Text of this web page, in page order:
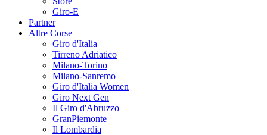
Giro-E
Partner
Altre Corse
Giro d'Italia
Tirreno Adriatico
Milano-Torino
Milano-Sanremo
Giro d'Italia Women
Giro Next Gen
Il Giro d'Abruzzo
GranPiemonte
Il Lombardia